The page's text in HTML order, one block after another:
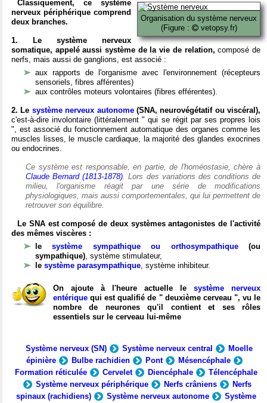
Organisation du système nerveux
(Figure :
vetopsy.fr)
Classiquement, ce système
nerveux périphérique comprend
deux branches.
1. Le système nerveux
somatique, appelé aussi système de la vie de relation, composé de
nerfs, mais aussi de ganglions, est associé :
aux rapports de l'organisme avec l'environnement (récepteurs
sensoriels, fibres afférentes)
aux contrôles moteurs volontaires (fibres efférentes).
2. Le système nerveux autonome(SNA, neurovégétatif ou viscéral),
c'est-à-dire involontaire (littéralement " qui se régit par ses propres lois
", est associé du fonctionnement automatique des organes comme les
muscles lisses, le muscle cardiaque, la majorité des glandes exocrines
ou endocrines.
Ce système est responsable, en partie, de l'homéostasie, chère à
Claude Bernard (1813-1878). Lors des variations des conditions de
milieu, l'organisme réagit par une série de modifications
physiologiques, mais aussi comportementales, qui lui permettent de
retrouver son équilibre.
Le SNA est composé de deux systèmes antagonistes de l'activité
des mêmes viscères :
lesystème sympathique ou orthosympathique(ou
sympathique), système stimulateur,
le système parasympathique, système inhibiteur.
On ajoute à l'heure actuelle le système nerveux
entérique qui est qualifié de " deuxième cerveau ", vu le
nombre de neurones qu'il contient et ses rôles
essentiels sur le cerveau lui-même
Système nerveux (SN) Système nerveux central
Moelle
épinière
Bulbe rachidien Pont
Mésencéphale
Formation réticulée
Cervelet Diencéphale
Télencéphale
Système nerveux périphérique
Nerfs crâniens
Nerfs
spinaux (rachidiens)
Système nerveux autonome
Système